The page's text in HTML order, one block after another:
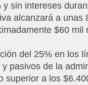
sin intereses
alcanzará a unas
$60 mil
del 25% en los
pasivos de la
superior a los